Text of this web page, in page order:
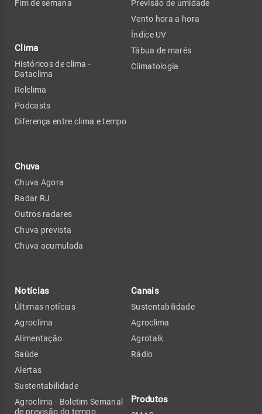
Fim de semana
Clima
Históricos de clima -
Dataclima
Relclima
Podcasts
Diferença entre clima e tempo
Chuva
Chuva Agora
Radar RJ
Outros radares
Chuva prevista
Chuva acumulada
Previsão de umidade
Vento hora a hora
Índice UV
Tábua de marés
Climatologia
Notícias
Últimas notícias
Agroclima
Alimentação
Saúde
Alertas
Sustentabilidade
Agroclima - Boletim Semanal
de previsão do tempo
Canais
Sustentabilidade
Agroclima
Agrotalk
Rádio
Produtos